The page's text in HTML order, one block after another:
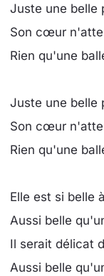
Juste une belle
Son cœur
Rien qu'une
Juste une belle
Son cœur
Rien qu'une
Elle est si belle
Aussi belle
Il serait délicat
Aussi belle